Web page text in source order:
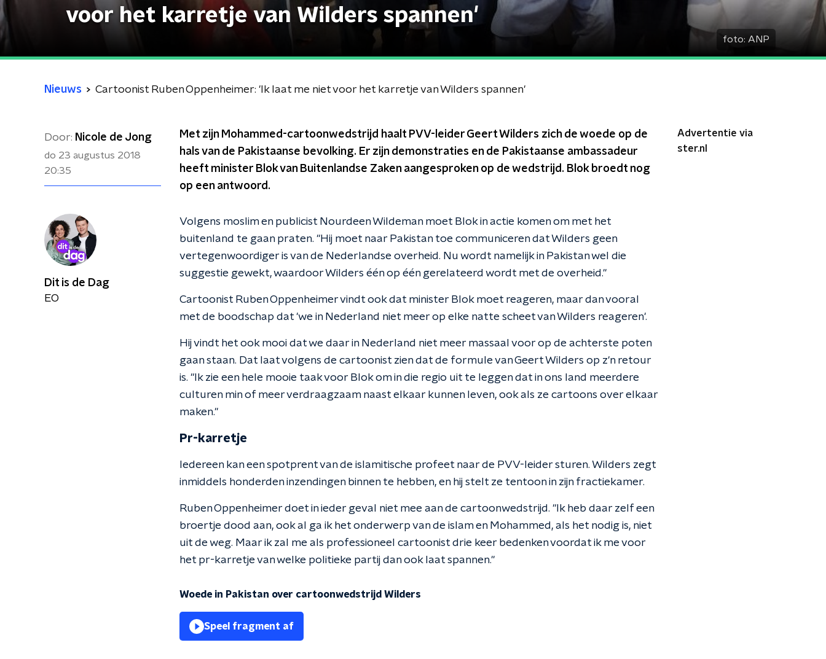
voor het karretje van Wilders spannen'
foto: ANP
Nieuws Cartoonist Ruben Oppenheimer: 'Ik laat me niet voor het karretje van Wilders spannen'
Door: Nicole de Jong
do 23 augustus 2018
20:35
Met zijn Mohammed-cartoonwedstrijd haalt PVV-leider Geert Wilders zich de woede op de
hals van de Pakistaanse bevolking. Er zijn demonstraties en de Pakistaanse ambassadeur
heeft minister Blok van Buitenlandse Zaken aangesproken op de wedstrijd. Blok broedt nog
op een antwoord.
Volgens moslim en publicist Nourdeen Wildeman moet Blok in actie komen om met het
buitenland te gaan praten. "Hij moet naar Pakistan toe communiceren dat Wilders geen
vertegenwoordiger is van de Nederlandse overheid. Nu wordt namelijk in Pakistan wel die
suggestie gewekt, waardoor Wilders één op één gerelateerd wordt met de overheid."
Cartoonist Ruben Oppenheimer vindt ook dat minister Blok moet reageren, maar dan vooral
met de boodschap dat 'we in Nederland niet meer op elke natte scheet van Wilders reageren'.
Hij vindt het ook mooi dat we daar in Nederland niet meer massaal voor op de achterste poten
gaan staan. Dat laat volgens de cartoonist zien dat de formule van Geert Wilders op z'n retour
is. "Ik zie een hele mooie taak voor Blok om in die regio uit te leggen dat in ons land meerdere
culturen min of meer verdraagzaam naast elkaar kunnen leven, ook als ze cartoons over elkaar
maken."
Pr-karretje
Iedereen kan een spotprent van de islamitische profeet naar de PVV-leider sturen. Wilders zegt
inmiddels honderden inzendingen binnen te hebben, en hij stelt ze tentoon in zijn fractiekamer.
Ruben Oppenheimer doet in ieder geval niet mee aan de cartoonwedstrijd. "Ik heb daar zelf een
broertje dood aan, ook al ga ik het onderwerp van de islam en Mohammed, als het nodig is, niet
uit de weg. Maar ik zal me als professioneel cartoonist drie keer bedenken voordat ik me voor
het pr-karretje van welke politieke partij dan ook laat spannen."
Woede in Pakistan over cartoonwedstrijd Wilders
Speel fragment af
Advertentie via
ster.nl
Dit is de Dag
EO